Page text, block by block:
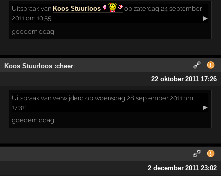
Uitspraak van Koos Stuurloos
op zaterdag 24 september
2011 om 10:55:
▶
goedemiddag
Koos Stuurloos :cheer:
22 oktober 2011 17:26
Uitspraak van verwijderd op woensdag 28 september 2011 om
17:31:
▶
goedemiddag
2 december 2011 23:02